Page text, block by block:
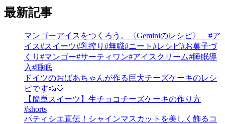
最新記事
マンゴーアイスをつくろう。〈Geminiのレシピ〉 #ア
イス#スイーツ#乳搾り#無職#ニート#レシピ#お菓子づ
くり#マンゴー#サーティワン#アイスクリーム#睡眠導
入#睡眠
ドイツのおばあちゃんが作る巨大チーズケーキのレシ
ピです🧀🤍
【簡単スイーツ】生チョコチーズケーキの作り方
#shorts
パティシエ直伝！シャインマスカットを美しく飾るコ